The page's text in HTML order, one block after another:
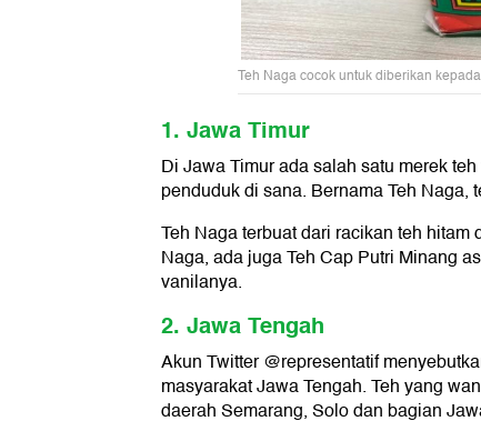
Teh Naga cocok untuk diberikan
1. Jawa Timur
Di Jawa Timur ada salah satu merek
penduduk di sana. Bernama Teh
Teh Naga terbuat dari racikan teh
Naga, ada juga Teh Cap Putri Minang
vanilanya.
2. Jawa Tengah
Akun Twitter @representatif
masyarakat Jawa Tengah. Teh yang
daerah Semarang, Solo dan bagian